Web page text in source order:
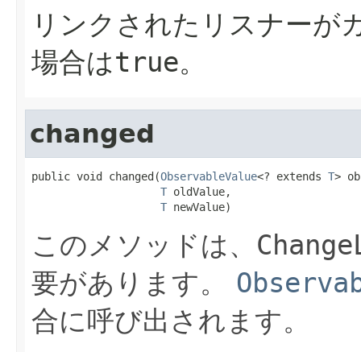
リンクされたリスナーが
場合はtrue。
changed
public void changed(ObservableValue<? extends T>
T oldValue,
T newValue)
このメソッドは、
要があります。
合に呼び出されます。